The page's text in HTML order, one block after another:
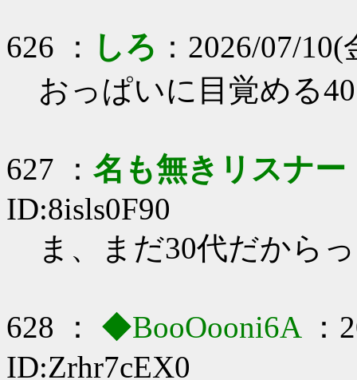
626 ： しろ ：2026/07/
おっぱいに目覚める
627 ： 名も無きリスナー
ID:8isls0F90
ま、まだ30代だから
628 ： ◆BooOooni6A
ID:Zrhr7cEX0